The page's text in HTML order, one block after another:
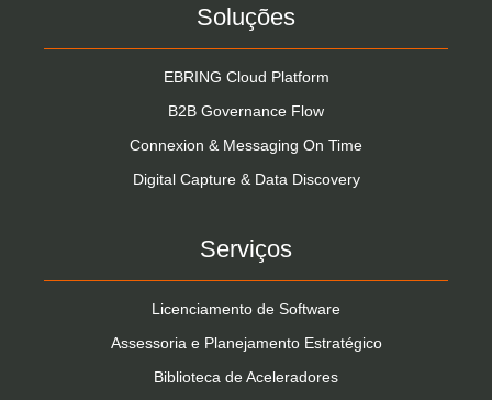
Soluções
EBRING Cloud Platform
B2B Governance Flow
Connexion & Messaging On Time
Digital Capture & Data Discovery
Serviços
Licenciamento de Software
Assessoria e Planejamento Estratégico
Biblioteca de Aceleradores